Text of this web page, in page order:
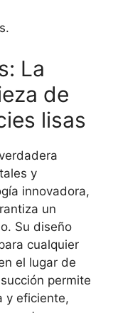
La
de
lisas
y
innovadora,
un
Su diseño
cualquier
el lugar de
permite
y eficiente,